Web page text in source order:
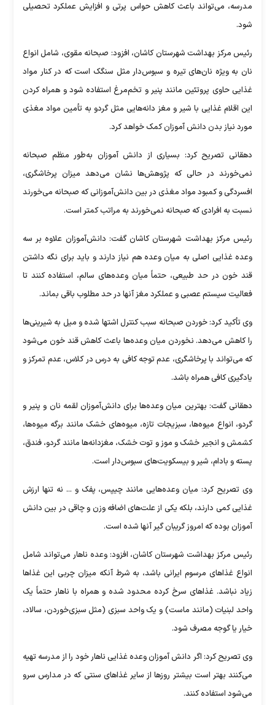
مدرسه، می‌تواند باعث کاهش حواس پرتی و افزایش عملکرد تحصیلی
شود.
رئیس مرکز بهداشت شهرستان کاشان، افزود: صبحانه مقوی، شامل انواع
نان به ‌ویژه نان‌های تیره و سبوس‌دار مثل سنگک است که در کنار مواد
غذایی حاوی پروتئین مانند پنیر و تخم‌مرغ استفاده شود و همراه کردن
این اقلام غذایی با شیر و مغز دانه‌هایی مثل گردو به تأمین مواد مغذی
مورد نیاز بدن دانش آموزان کمک خواهد کرد.
دهقانی تصریح کرد: بسیاری از دانش آموزان به‌طور منظم صبحانه
نمی‌خورند در حالی که پژوهش‌ها نشان می‌دهد میزان پرخاشگری،
افسردگی و کمبود مواد مغذی در بین دانش‌آموزانی که صبحانه می‌خورند
نسبت به افرادی که صبحانه نمی‌خورند به مراتب کمتر است.
رئیس مرکز بهداشت شهرستان کاشان گفت: دانش‌آموزان علاوه بر سه
وعده غذایی اصلی به میان وعده هم نیاز دارند و باید برای نگه ‌داشتن
قند خون در حد طبیعی، حتماً میان وعده‌های سالم، استفاده کنند تا
فعالیت سیستم عصبی و عملکرد مغز آنها در حد مطلوب باقی بماند.
وی تأکید کرد: خوردن صبحانه سبب کنترل اشتها شده و میل به شیرینی‌ها
را کاهش می‌دهد. نخوردن میان وعده‌ها باعث کاهش قند خون می‌شود
که می‌تواند با پرخاشگری، عدم توجه کافی به درس در کلاس، عدم تمرکز و
یادگیری کافی همراه باشد.
دهقانی گفت: بهترین میان وعده‌ها برای دانش‌آموزان لقمه نان و پنیر و
گردو، انواع میوه‌ها، سبزیجات تازه، میوه‌های خشک مانند برگه میوه‌ها،
کشمش و انجیر خشک و موز و توت خشک، مغزدانه‌ها مانند گردو، فندق،
پسته و بادام، شیر و بیسکویت‌های سبوس‌دار است.
وی تصریح کرد: میان وعده‌هایی مانند چیپس، پفک و ... نه تنها ارزش
غذایی کمی دارند، بلکه یکی از علت‌های اضافه وزن و چاقی در بین دانش
آموزان بوده که امروز گریبان گیر آنها شده است.
رئیس مرکز بهداشت شهرستان کاشان، افزود: وعده ناهار می‌تواند شامل
انواع غذاهای مرسوم ایرانی باشد، به شرط آنکه میزان چربی این غذاها
زیاد نباشد. غذاهای سرخ کرده محدود شده و همراه با ناهار حتماً یک
واحد لبنیات (مانند ماست) و یک واحد سبزی (مثل سبزی‌خوردن، سالاد،
خیار یا گوجه مصرف شود.
وی تصریح کرد: اگر دانش آموزان وعده غذایی ناهار خود را از مدرسه تهیه
می‌کنند بهتر است بیشتر روزها از سایر غذاهای سنتی که در مدارس سرو
می‌شود استفاده کنند.